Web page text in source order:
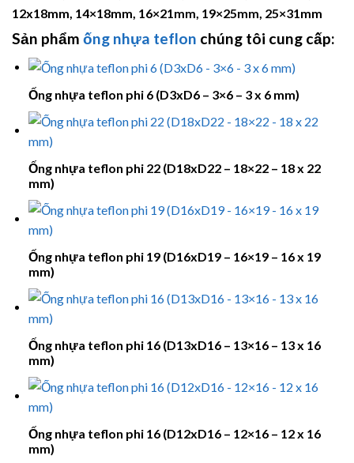
12x18mm, 14×18mm, 16×21mm, 19×25mm, 25×31mm
Sản phẩm ống nhựa teflon chúng tôi cung cấp:
Ống nhựa teflon phi 6 (D3xD6 – 3×6 – 3 x 6 mm)
Ống nhựa teflon phi 22 (D18xD22 – 18×22 – 18 x 22
mm)
Ống nhựa teflon phi 19 (D16xD19 – 16×19 – 16 x 19
mm)
Ống nhựa teflon phi 16 (D13xD16 – 13×16 – 13 x 16
mm)
Ống nhựa teflon phi 16 (D12xD16 – 12×16 – 12 x 16
mm)